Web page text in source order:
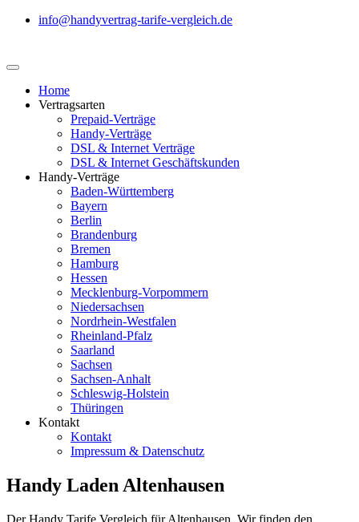
info@handyvertrag-tarife-vergleich.de
Home
Vertragsarten
Prepaid-Verträge
Handy-Verträge
DSL & Internet Verträge
DSL & Internet Geschäftskunden
Handy-Verträge
Baden-Württemberg
Bayern
Berlin
Brandenburg
Bremen
Hamburg
Hessen
Mecklenburg-Vorpommern
Niedersachsen
Nordrhein-Westfalen
Rheinland-Pfalz
Saarland
Sachsen
Sachsen-Anhalt
Schleswig-Holstein
Thüringen
Kontakt
Kontakt
Impressum & Datenschutz
Handy Laden Altenhausen
Der Handy Tarife Vergleich für Altenhausen. Wir finden den